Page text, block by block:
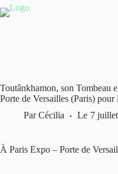
Passer
au
Toutânkhamon, son Tombeau
Porte de Versailles (Paris) pour
Par Cécilia Le 7
À Paris Expo – Porte de